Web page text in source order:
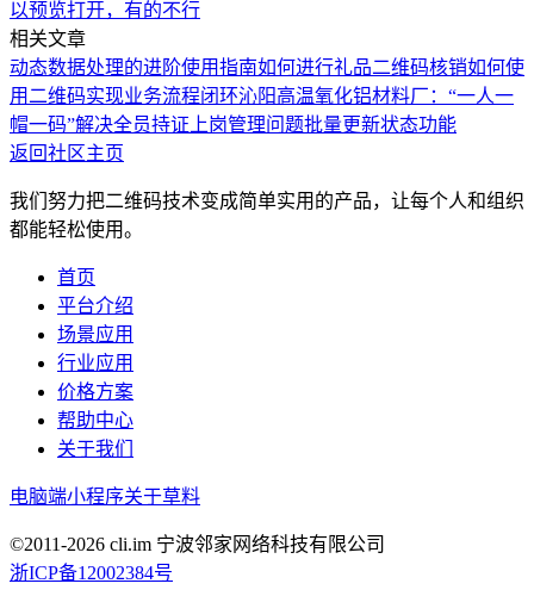
以预览打开，有的不行
相关文章
动态数据处理的进阶使用指南如何进行礼品二维码核销如何使
用二维码实现业务流程闭环沁阳高温氧化铝材料厂：“一人一
帽一码”解决全员持证上岗管理问题批量更新状态功能
返回社区主页
我们努力把二维码技术变成简单实用的产品，让每个人和组织
都能轻松使用。
首页
平台介绍
场景应用
行业应用
价格方案
帮助中心
关于我们
电脑端小程序关于草料
©2011-2026 cli.im 宁波邻家网络科技有限公司
浙ICP备12002384号